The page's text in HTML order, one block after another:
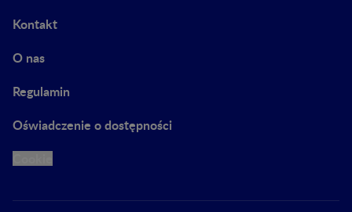
Kontakt
O nas
Regulamin
Oświadczenie o dostępności